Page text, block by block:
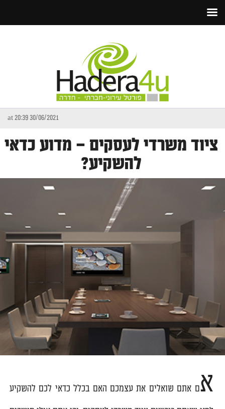
30/06/2021 at 20:39
ציוד משרדי לעסקים – מדוע כדאי
להשקיע?
אם אתם שואלים את עצמכם האם בכלל כדאי לכם להשקיע